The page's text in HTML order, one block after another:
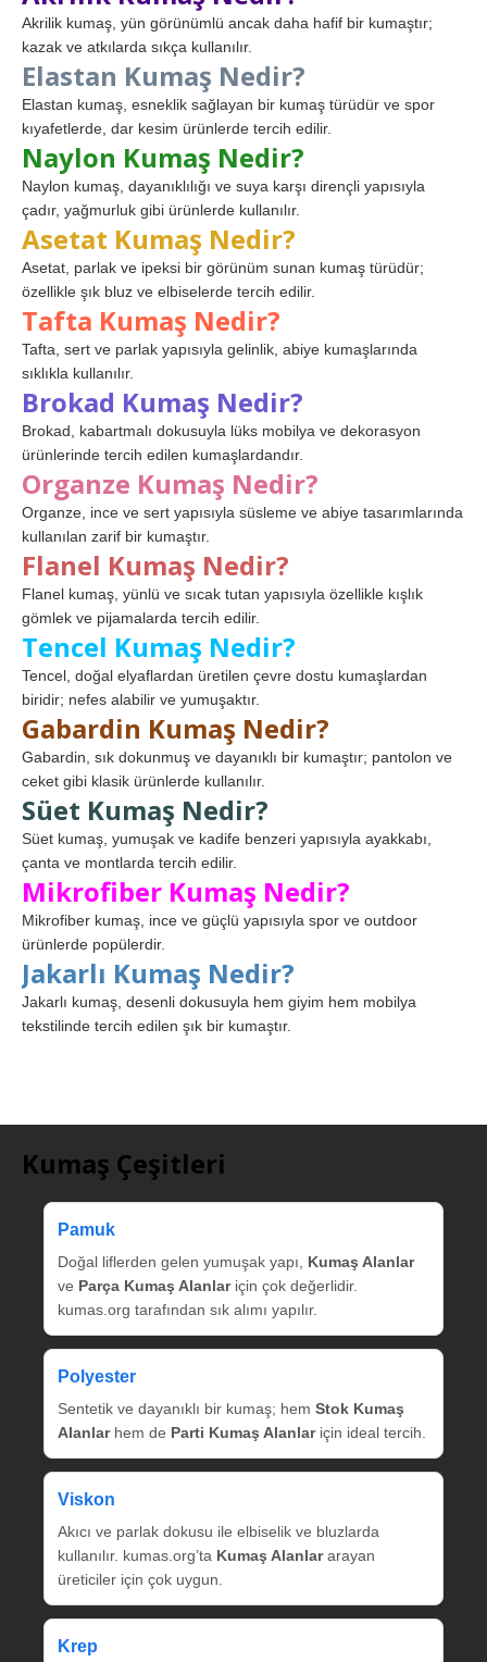
Akrilik kumaş, yün görünümlü ancak daha hafif bir kumaştır;
kazak ve atkılarda sıkça kullanılır.
Elastan Kumaş Nedir?
Elastan kumaş, esneklik sağlayan bir kumaş türüdür ve spor
kıyafetlerde, dar kesim ürünlerde tercih edilir.
Naylon Kumaş Nedir?
Naylon kumaş, dayanıklılığı ve suya karşı dirençli yapısıyla
çadır, yağmurluk gibi ürünlerde kullanılır.
Asetat Kumaş Nedir?
Asetat, parlak ve ipeksi bir görünüm sunan kumaş türüdür;
özellikle şık bluz ve elbiselerde tercih edilir.
Tafta Kumaş Nedir?
Tafta, sert ve parlak yapısıyla gelinlik, abiye kumaşlarında
sıklıkla kullanılır.
Brokad Kumaş Nedir?
Brokad, kabartmalı dokusuyla lüks mobilya ve dekorasyon
ürünlerinde tercih edilen kumaşlardandır.
Organze Kumaş Nedir?
Organze, ince ve sert yapısıyla süsleme ve abiye tasarımlarında
kullanılan zarif bir kumaştır.
Flanel Kumaş Nedir?
Flanel kumaş, yünlü ve sıcak tutan yapısıyla özellikle kışlık
gömlek ve pijamalarda tercih edilir.
Tencel Kumaş Nedir?
Tencel, doğal elyaflardan üretilen çevre dostu kumaşlardan
biridir; nefes alabilir ve yumuşaktır.
Gabardin Kumaş Nedir?
Gabardin, sık dokunmuş ve dayanıklı bir kumaştır; pantolon ve
ceket gibi klasik ürünlerde kullanılır.
Süet Kumaş Nedir?
Süet kumaş, yumuşak ve kadife benzeri yapısıyla ayakkabı,
çanta ve montlarda tercih edilir.
Mikrofiber Kumaş Nedir?
Mikrofiber kumaş, ince ve güçlü yapısıyla spor ve outdoor
ürünlerde popülerdir.
Jakarlı Kumaş Nedir?
Jakarlı kumaş, desenli dokusuyla hem giyim hem mobilya
tekstilinde tercih edilen şık bir kumaştır.
Kumaş Çeşitleri
Pamuk
Doğal liflerden gelen yumuşak yapı, Kumaş Alanlar
ve Parça Kumaş Alanlariçin çok değerlidir.
kumas.org tarafından sık alımı yapılır.
Polyester
Sentetik ve dayanıklı bir kumaş; hem Stok Kumaş
Alanlarhem de Parti Kumaş Alanlariçin ideal tercih.
Viskon
Akıcı ve parlak dokusu ile elbiselik ve bluzlarda
kullanılır. kumas.org’ta Kumaş Alanlararayan
üreticiler için çok uygun.
Krep